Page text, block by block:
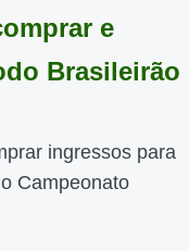
e
Brasileirão
ingressos para
Campeonato